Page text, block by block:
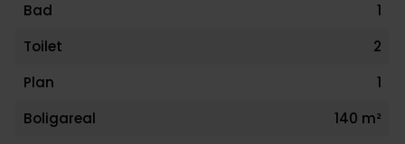
Bad
1
Toilet
2
Plan
1
Boligareal
140 m²